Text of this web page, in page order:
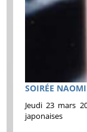
SOIRÉE
Jeudi 23 mars
japonaises